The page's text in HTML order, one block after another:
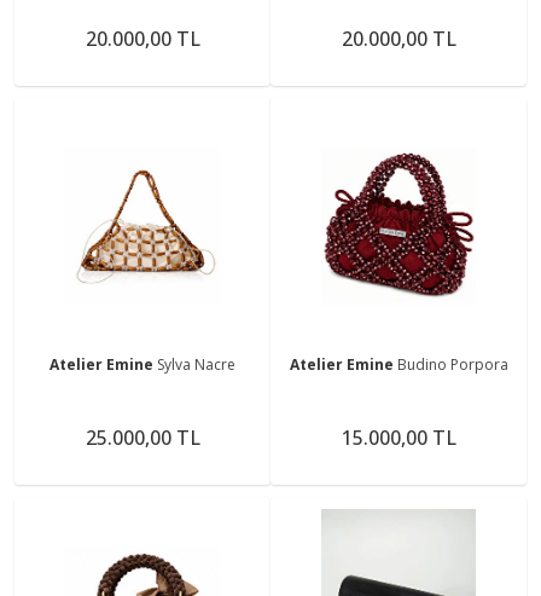
20.000,00 TL 20.000,00 TL
Atelier Emine Sylva Nacre
25.000,00 TL
Atelier Emine Budino Porpora
15.000,00 TL